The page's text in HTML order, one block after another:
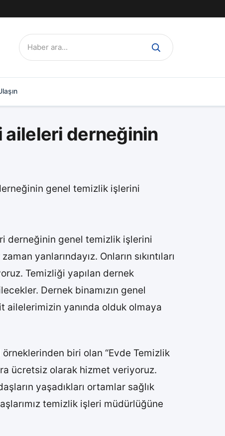
Ara:
aileleri derneğinin
genel temizlik işlerini
derneğinin genel temizlik işlerini
yanlarındayız. Onların sıkıntıları
Temizliği yapılan dernek
Dernek binamızın genel
yanında olduk olmaya
örneklerinden biri olan “Evde Temizlik
ücretsiz olarak hizmet veriyoruz.
yaşadıkları ortamlar sağlık
temizlik işleri müdürlüğüne